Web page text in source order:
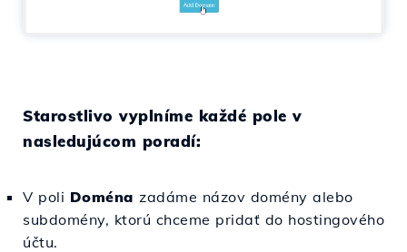
Starostlivo vyplníme každé pole v
nasledujúcom poradí:
V poli Doména zadáme názov domény alebo
subdomény, ktorú chceme pridať do hostingového
účtu.